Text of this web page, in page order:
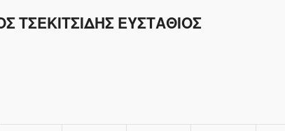
ΤΣΕΚΙΤΣΙΔΗΣ ΕΥΣΤΑΘΙΟΣ